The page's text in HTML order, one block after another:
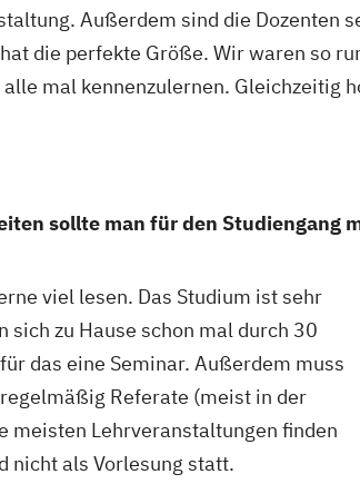
Außerdem sind die Dozenten
die perfekte Größe. Wir waren so
mal kennenzulernen. Gleichzeitig
sollte man für den Studiengang
viel lesen. Das Studium ist sehr
zu Hause schon mal durch 30
das eine Seminar. Außerdem muss
Referate (meist in der
meisten Lehrveranstaltungen finden
nicht als Vorlesung statt.